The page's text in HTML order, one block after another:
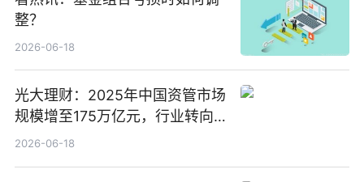
整？
2026-06-18
光大理财：2025年中国资管市场
规模增至175万亿元，行业转向
“量质并重”
2026-06-18